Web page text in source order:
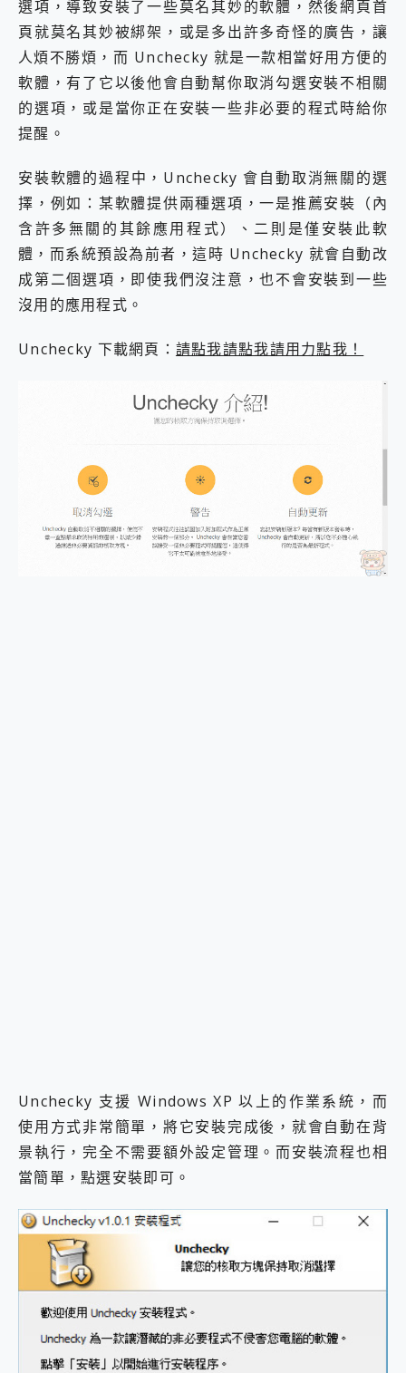
您的專屬AI 助手 Yoga Slim 7 Aura Edition 觸控AI筆電 開箱 評測
realme 14 Pro 超硬軍規、冰感變色實測，realme 14 5G 遊戲戰鬥值爆表，效能x娛樂全都要！
iPhone、Apple Watch、AirPods耳機 三個設備充電一起搞定 ONPRO MagReact™ M3 3 in 1可攜摺疊無線充電器 開箱 評測
動靜皆宜「HUAWEI FreeArc」開放式耳掛耳機，無感配戴! 超穩超服貼，音質、通話也很優質
好玩好拍 vivo V50 ~ 口袋裡的 Zeiss 潮流攝影棚!
25種洗烘模式一機搞定! Roborock 衣莉莎白 H1 Neo分子篩洗脫烘 AI 滾筒洗衣機
2億 APO蔡司長焦神機降臨~ vivo X200 Pro、vivo X200 就是這麼好拍
3 個超值 MHN 飛人工具分享~~ iToolab AnyGo 魔物獵人 Now飛人 ios教學 不出門也可以到處走
Locawhere AnyTo 寶可夢飛人 AnyTo 不出門也可以飛遍全世界
小體積 40000mAh 超大容量 一次充5個設備 充好充滿 CUKTECH 酷態科 300W 微型充電站 開箱 評測
97.3% 恢復率，資料救援就是這麼簡單 EaseUS Data Recovery Wizard Free 18.0.0 業界最好的資料救援軟體
磁碟系統大風吹 有了 磁碟管理程式 EaseUS Partition Master 就是這麼簡單
vivo TWS 3e 真無線藍牙耳機智慧降噪升級、音質明亮溫潤，並支援雙設備連接~
多個願望一次滿足 超強散熱 微星 MSI Claw A1M-026TW 電競掌機 開箱 評測
一吸完美對位 擁有超強吸力與超好用的隱磁支架 O-ONE MAG 最會吸的行動電源 開箱 評測
Motorola edge 70 pro 及 moto g37 power上市，登錄在送飛利浦氣炸鍋
近八千元的 Soundcore Liberty 5 Pro Max，有螢幕的耳機會是智商稅嗎?
ASUS Pad 全面應援 Me Time，加碼愛奇藝黃金雙周卡體驗，專案價最低 NT$0 起
選項，導致安裝了一些莫名其妙的軟體，然後網頁首
頁就莫名其妙被綁架，或是多出許多奇怪的廣告，讓
人煩不勝煩，而 Unchecky 就是一款相當好用方便的
軟體，有了它以後他會自動幫你取消勾選安裝不相關
的選項，或是當你正在安裝一些非必要的程式時給你
提醒。
安裝軟體的過程中，Unchecky 會自動取消無關的選
擇，例如：某軟體提供兩種選項，一是推薦安裝（內
含許多無關的其餘應用程式）、二則是僅安裝此軟
體，而系統預設為前者，這時 Unchecky 就會自動改
成第二個選項，即使我們沒注意，也不會安裝到一些
沒用的應用程式。
Unchecky 下載網頁： 請點我請點我請用力點我！
Unchecky 支援 Windows XP 以上的作業系統，而
使用方式非常簡單，將它安裝完成後，就會自動在背
景執行，完全不需要額外設定管理。而安裝流程也相
當簡單，點選安裝即可。